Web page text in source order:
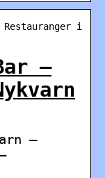
i
–
–